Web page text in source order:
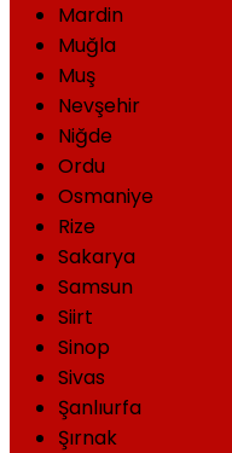
Mardin
Muğla
Muş
Nevşehir
Niğde
Ordu
Osmaniye
Rize
Sakarya
Samsun
Siirt
Sinop
Sivas
Şanlıurfa
Şırnak